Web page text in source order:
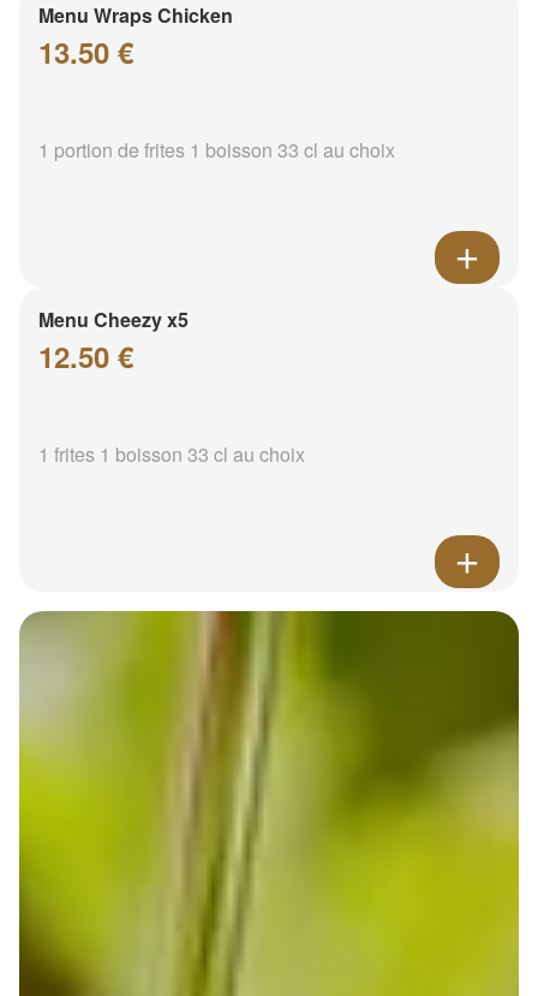
Menu Wraps Chicken
13.50 €
1 portion de frites 1 boisson 33 cl au choix
Menu Cheezy x5
12.50 €
1 frites 1 boisson 33 cl au choix